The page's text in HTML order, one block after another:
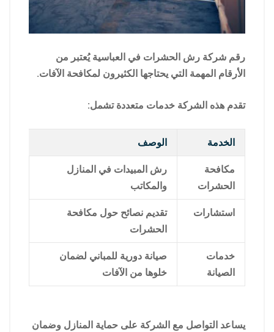
رقم شركة رش الحشرات في العباسية يُعتبر من
الأرقام المهمة التي يحتاجها الكثيرون لمكافحة الآفات.
تقدم هذه الشركة خدمات متعددة تشمل:
الخدمة الوصف
مكافحة
الحشرات
رش المبيدات في المنازل
والمكاتب
استشارات
تقديم نصائح حول مكافحة
الحشرات
خدمات
الصيانة
صيانة دورية للمباني لضمان
خلوها من الآفات
يساعد التواصل مع الشركة على حماية المنازل وضمان